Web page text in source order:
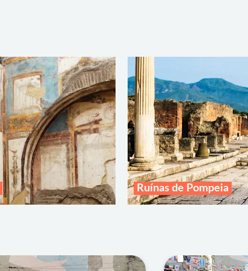
Ruínas de Pompeia